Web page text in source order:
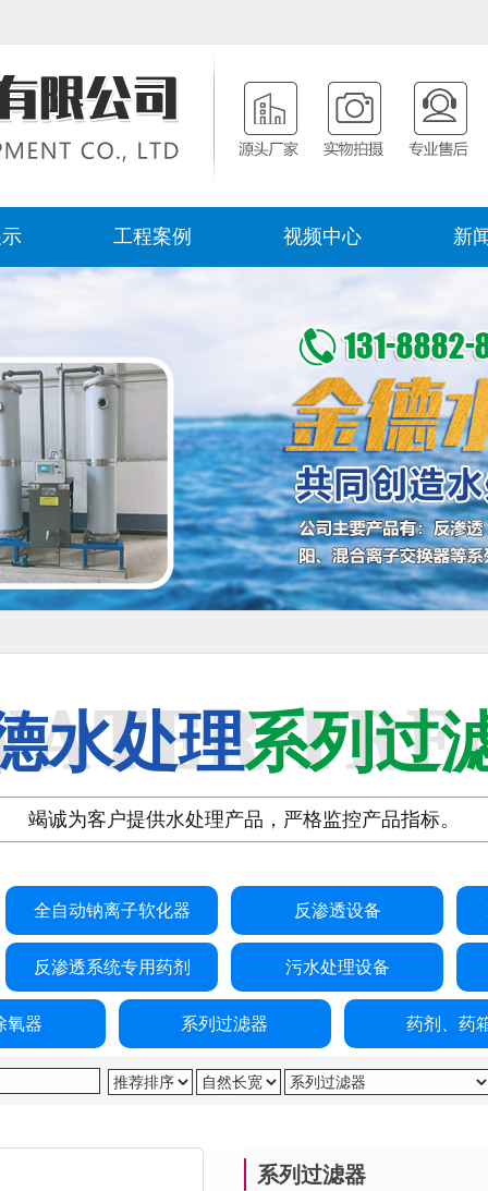
工程案例 视频中心 新
水处理系列过
竭诚为客户提供水处理产品，严格监控产品指标。
全自动钠离子软化器 反渗透设备
反渗透系统专用药剂 污水处理设备
氧器 系列过滤器 药剂、药
系列过滤器